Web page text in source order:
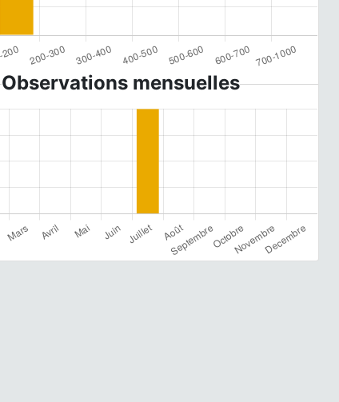
Observations mensuelles